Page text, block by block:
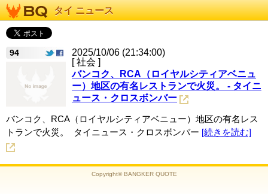
タイ ニュース
94
2025/10/06 (21:34:00)
[ 社会 ]
バンコク、RCA（ロイヤルシティアベニュ
ー）地区の有名レストランで火災。 - タイニ
ュース・クロスボンバー
バンコク、RCA（ロイヤルシティアベニュー）地区の有名レス
トランで火災。 タイニュース・クロスボンバー [続きを読む]
Copyright© BANGKER QUOTE